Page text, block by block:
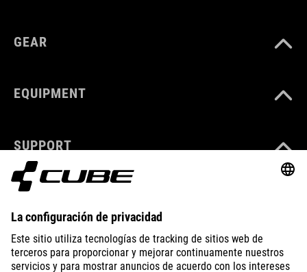
GEAR
EQUIPMENT
SUPPORT
ABOUT US
EXPLORE